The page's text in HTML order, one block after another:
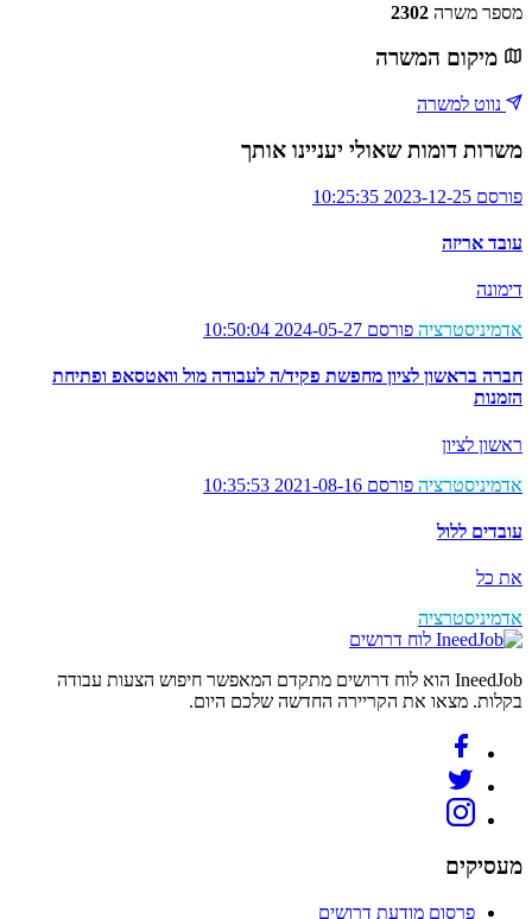
מספר משרה 2302
מיקום המשרה
נווט למשרה
משרות דומות שאולי יעניינו אותך
פורסם 2023-12-25 10:25:35
עובד אריזה
דימונה
אדמיניסטרציה פורסם 2024-05-27 10:50:04
חברה בראשון לציון מחפשת פקיד/ה לעבודה מול וואטסאפ ופתיחת
הזמנות
ראשון לציון
אדמיניסטרציה פורסם 2021-08-16 10:35:53
עובדים ללול
את כל
אדמיניסטרציה
לוח דרושים
IneedJob הוא לוח דרושים מתקדם המאפשר חיפוש הצעות עבודה
בקלות. מצאו את הקריירה החדשה שלכם היום.
מעסיקים
פרסום מודעת דרושים